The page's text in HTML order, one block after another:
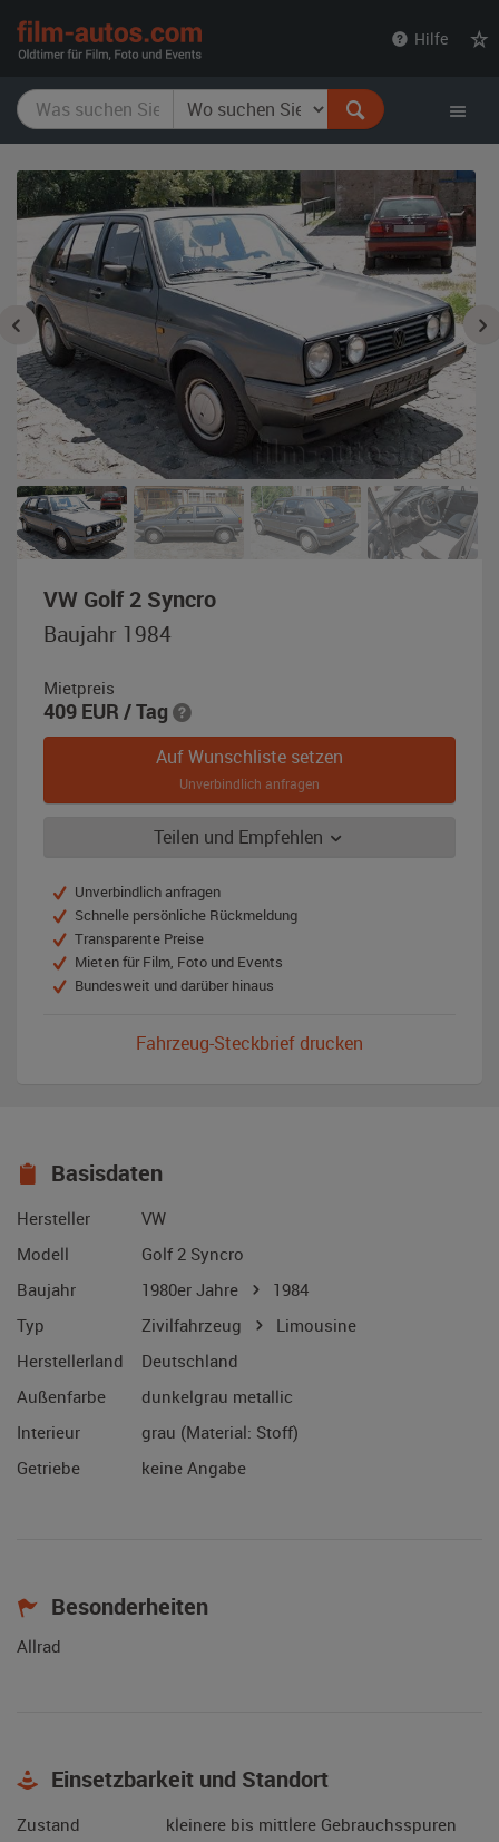
Hilfe
VW Golf 2 Syncro,
Baujahr 1984
Mietpreis
409 EUR / Tag
Auf Wunschliste setzen
Unverbindlich anfragen
Teilen und Empfehlen
Unverbindlich anfragen
Schnelle persönliche Rückmeldung
Transparente Preise
Mieten für Film, Foto und Events
Bundesweit und darüber hinaus
Fahrzeug-Steckbrief drucken
Basisdaten
Hersteller
VW
Modell
Golf 2 Syncro
Baujahr
1980er Jahre
1984
Typ
Zivilfahrzeug
Limousine
Herstellerland
Deutschland
Außenfarbe
dunkelgrau metallic
Interieur
grau (Material: Stoff)
Getriebe
keine Angabe
Besonderheiten
Allrad
Einsetzbarkeit und Standort
Zustand
kleinere bis mittlere Gebrauchsspuren